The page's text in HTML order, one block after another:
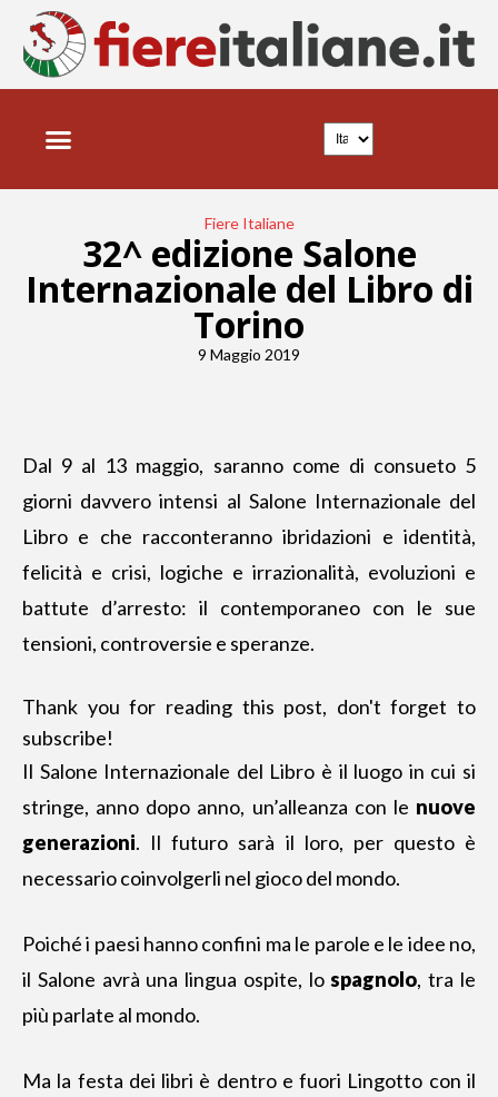
Fiere Italiane
32^ edizione Salone
Internazionale del Libro di
Torino
9 Maggio 2019
Dal 9 al 13 maggio, saranno come di consueto 5
giorni davvero intensi al Salone Internazionale del
Libro e che racconteranno ibridazioni e identità,
felicità e crisi, logiche e irrazionalità, evoluzioni e
battute d’arresto: il contemporaneo con le sue
tensioni, controversie e speranze.
Thank you for reading this post, don't forget to
subscribe!
Il Salone Internazionale del Libro è il luogo in cui si
stringe, anno dopo anno, un’alleanza con le nuove
generazioni. Il futuro sarà il loro, per questo è
necessario coinvolgerli nel gioco del mondo.
Poiché i paesi hanno confini ma le parole e le idee no,
il Salone avrà una lingua ospite, lospagnolo, tra le
più parlate al mondo.
Ma la festa dei libri è dentro e fuori Lingotto con il